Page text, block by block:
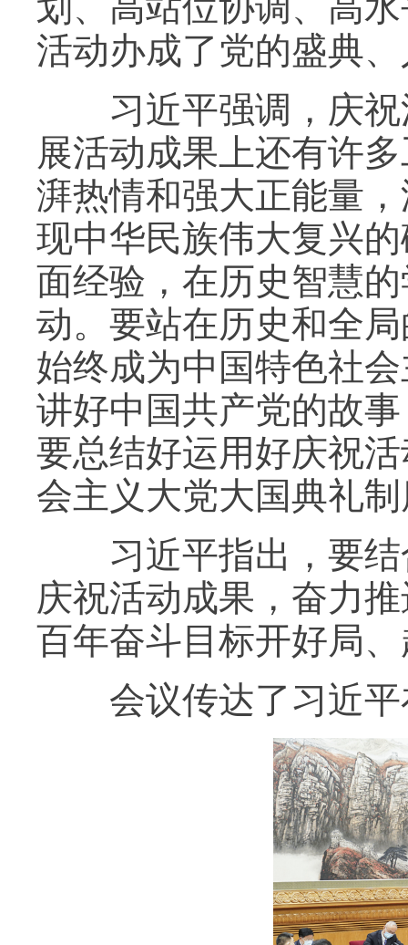
活动办成了党的盛典
习近平强调，庆祝
展活动成果上还有许
湃热情和强大正能量
现中华民族伟大复兴
面经验，在历史智慧
动。要站在历史和全
始终成为中国特色社
讲好中国共产党的故
要总结好运用好庆祝
会主义大党大国典礼
习近平指出，要结
庆祝活动成果，奋力
百年奋斗目标开好局
会议传达了习近平